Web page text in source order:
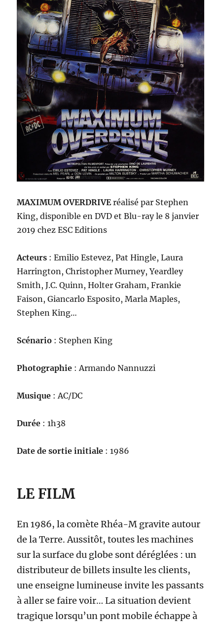
MAXIMUM OVERDRIVEréalisé par Stephen
King, disponible en DVD et Blu-ray le 8 janvier
2019 chez ESC Editions
Acteurs : Emilio Estevez, Pat Hingle, Laura
Harrington, Christopher Murney, Yeardley
Smith, J.C. Quinn, Holter Graham, Frankie
Faison, Giancarlo Esposito, Marla Maples,
Stephen King…
Scénario : Stephen King
Photographie : Armando Nannuzzi
Musique : AC/DC
Durée : 1h38
Date de sortie initiale : 1986
LE FILM
En 1986, la comète Rhéa-M gravite autour
de la Terre. Aussitôt, toutes les machines
sur la surface du globe sont déréglées : un
distributeur de billets insulte les clients,
une enseigne lumineuse invite les passants
à aller se faire voir… La situation devient
tragique lorsqu’un pont mobile échappe à